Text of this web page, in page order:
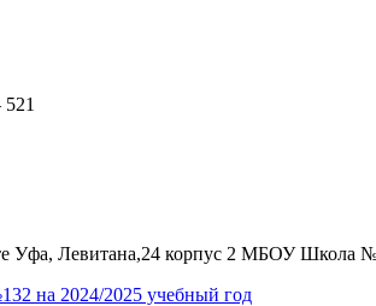
Уфа, Левитана,24 корпус 2 МБОУ Школа
на 2024/2025 учебный год